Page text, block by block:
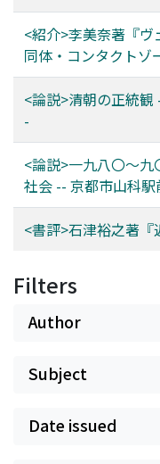
<紹介>李美奈著『
同体・コンタクトゾ
<論説>清朝の正統
-
<論説>一九八〇～
社会 -- 京都市山科
<書評>石津裕之著『
Filters
Author
Subject
Date issued